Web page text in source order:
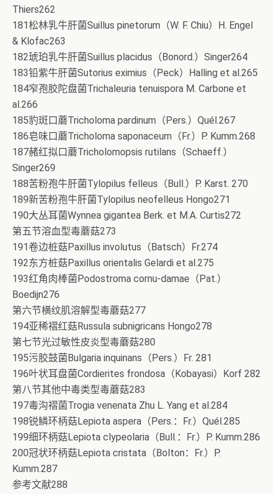
Thiers262
181松林乳牛肝菌Suillus pinetorum（W. F. Chiu）H. Engel
& Klofac263
182琥珀乳牛肝菌Suillus placidus（Bonord.）Singer264
183铅紫牛肝菌Sutorius eximius（Peck）Halling et al.265
184窄孢胶陀盘菌Trichaleuria tenuispora M. Carbone et
al.266
185豹斑口蘑Tricholoma pardinum（Pers.）Quél.267
186皂味口蘑Tricholoma saponaceum（Fr.）P. Kumm.268
187赭红拟口蘑Tricholomopsis rutilans（Schaeff.）
Singer269
188苦粉孢牛肝菌Tylopilus felleus（Bull.）P. Karst. 270
189新苦粉孢牛肝菌Tylopilus neofelleus Hongo271
190大丛耳菌Wynnea gigantea Berk. et M.A. Curtis272
第五节溶血型毒蘑菇273
191卷边桩菇Paxillus involutus（Batsch）Fr.274
192东方桩菇Paxillus orientalis Gelardi et al.275
193红角肉棒菌Podostroma cornu-damae（Pat.）
Boedijn276
第六节横纹肌溶解型毒蘑菇277
194亚稀褶红菇Russula subnigricans Hongo278
第七节光过敏性皮炎型毒蘑菇280
195污胶鼓菌Bulgaria inquinans（Pers.）Fr. 281
196叶状耳盘菌Cordierites frondosa（Kobayasi）Korf 282
第八节其他中毒类型毒蘑菇283
197毒沟褶菌Trogia venenata Zhu L. Yang et al.284
198锐鳞环柄菇Lepiota aspera（Pers.：Fr.）Quél.285
199细环柄菇Lepiota clypeolaria（Bull.：Fr.）P. Kumm.286
200冠状环柄菇Lepiota cristata（Bolton：Fr.）P.
Kumm.287
参考文献288